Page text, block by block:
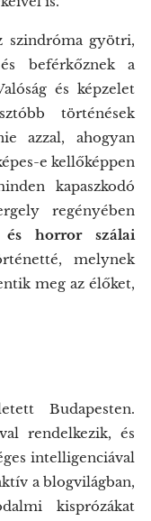
szindróma gyötri,
beférkőznek a
és képzelet
történések
azzal, ahogyan
e kellőképpen
kapaszkodó
regényében
horror szálai
melynek
meg az élőket,
Budapesten.
rendelkezik, és
intelligenciával
a blogvilágban,
kisprózákat